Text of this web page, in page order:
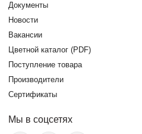
Документы
Новости
Вакансии
Цветной каталог (PDF)
Поступление товара
Производители
Сертификаты
Мы в соцсетях